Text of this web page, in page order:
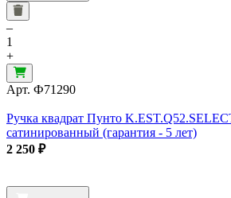
–
1
+
Арт. Ф71290
Ручка квадрат Пунто
сатинированный (гарантия - 5 лет)
2 250 ₽